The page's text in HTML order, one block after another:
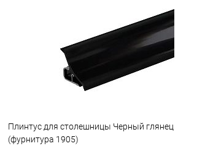
Плинтус для столешницы Черный глянец
(фурнитура 1905)